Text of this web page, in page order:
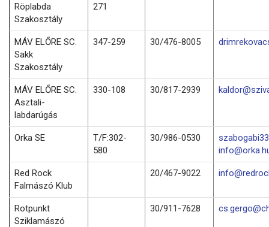
Röplabda
Szakosztály
271
MÁV ELŐRE SC.
Sakk
Szakosztály
347-259 30/476-8005
MÁV ELŐRE SC.
Asztali-
labdarúgás
330-108 30/817-2939
Orka SE
T/F:302-
580
30/986-0530
Red Rock
Falmászó Klub
20/467-9022
Rotpunkt
Sziklamászó
30/911-7628